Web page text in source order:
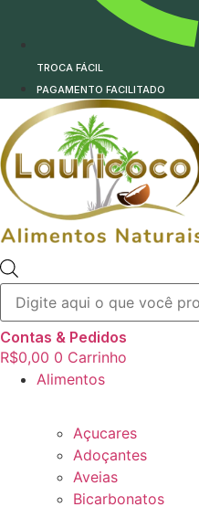
TROCA FÁCIL
PAGAMENTO FACILITADO
produtos
Contas & Pedidos
R$0,00 0 Carrinho
Alimentos
Açucares
Adoçantes
Aveias
Bicarbonatos